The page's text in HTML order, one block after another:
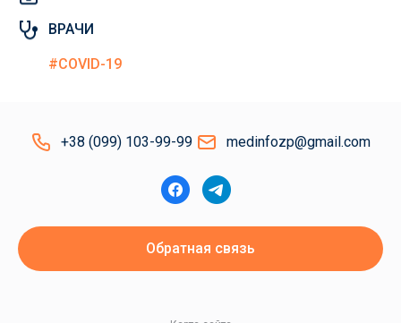
ВРАЧИ
#COVID-19
+38 (099) 103-99-99 medinfozp@gmail.com
Обратная связь